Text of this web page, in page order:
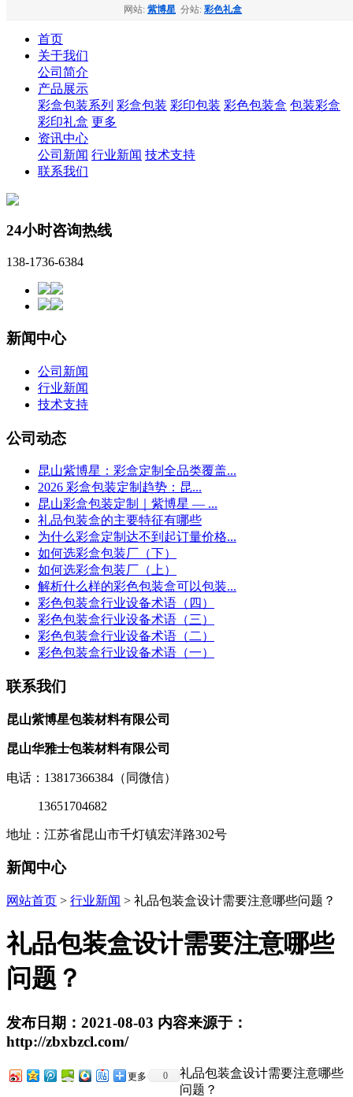
网站: 紫博星 分站: 彩色礼盒
首页
关于我们
公司简介
产品展示
彩盒包装系列 彩盒包装 彩印包装 彩色包装盒 包装彩盒
彩印礼盒 更多
资讯中心
公司新闻 行业新闻 技术支持
联系我们
24小时咨询热线
138-1736-6384
新闻中心
公司新闻
行业新闻
技术支持
公司动态
昆山紫博星：彩盒定制全品类覆盖...
2026 彩盒包装定制趋势：昆...
昆山彩盒包装定制｜紫博星 — ...
礼品包装盒的主要特征有哪些
为什么彩盒定制达不到起订量价格...
如何选彩盒包装厂（下）
如何选彩盒包装厂（上）
解析什么样的彩色包装盒可以包装...
彩色包装盒行业设备术语（四）
彩色包装盒行业设备术语（三）
彩色包装盒行业设备术语（二）
彩色包装盒行业设备术语（一）
联系我们
昆山紫博星包装材料有限公司
昆山华雅士包装材料有限公司
电话：13817366384（同微信）
13651704682
地址：江苏省昆山市千灯镇宏洋路302号
新闻中心
网站首页 > 行业新闻 > 礼品包装盒设计需要注意哪些问题？
礼品包装盒设计需要注意哪些
问题？
发布日期：2021-08-03 内容来源于：
http://zbxbzcl.com/
更多 0
礼品包装盒设计需要注意哪些
问题？